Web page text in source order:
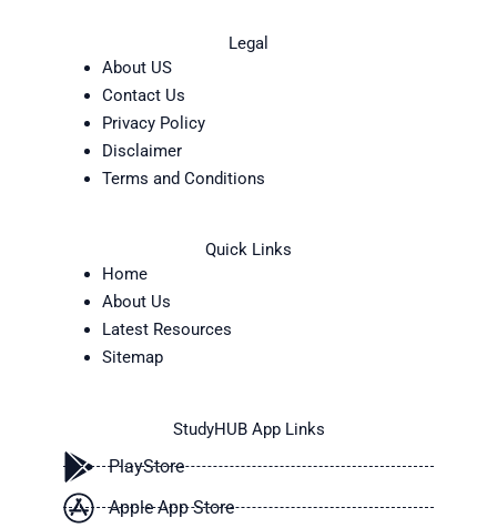
Legal
About US
Contact Us
Privacy Policy
Disclaimer
Terms and Conditions
Quick Links
Home
About Us
Latest Resources
Sitemap
StudyHUB App Links
PlayStore
Apple App Store